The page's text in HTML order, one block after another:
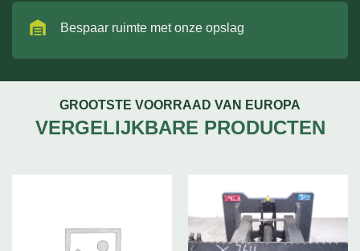
Bespaar ruimte met onze opslag
GROOTSTE VOORRAAD VAN EUROPA
VERGELIJKBARE PRODUCTEN